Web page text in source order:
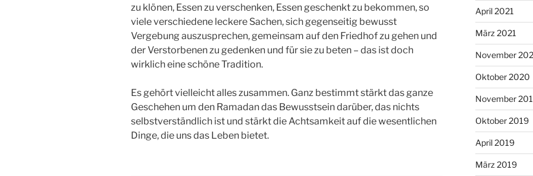
zu klönen, Essen zu verschenken, Essen geschenkt zu bekommen, so
viele verschiedene leckere Sachen, sich gegenseitig bewusst
Vergebung auszusprechen, gemeinsam auf den Friedhof zu gehen und
der Verstorbenen zu gedenken und für sie zu beten – das ist doch
wirklich eine schöne Tradition.
Es gehört vielleicht alles zusammen. Ganz bestimmt stärkt das ganze
Geschehen um den Ramadan das Bewusstsein darüber, das nichts
selbstverständlich ist und stärkt die Achtsamkeit auf die wesentlichen
Dinge, die uns das Leben bietet.
April 2021
März 2021
November
Oktober 2020
November
Oktober 2019
April 2019
März 2019